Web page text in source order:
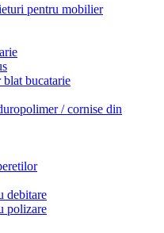
pentru mobilier
blat bucatarie
/ cornise din
debitare
polizare